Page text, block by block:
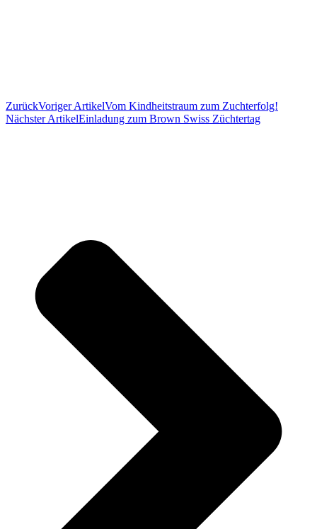
ZurückVoriger ArtikelVom Kindheitstraum zum Zuchterfolg!
Nächster ArtikelEinladung zum Brown Swiss Züchtertag